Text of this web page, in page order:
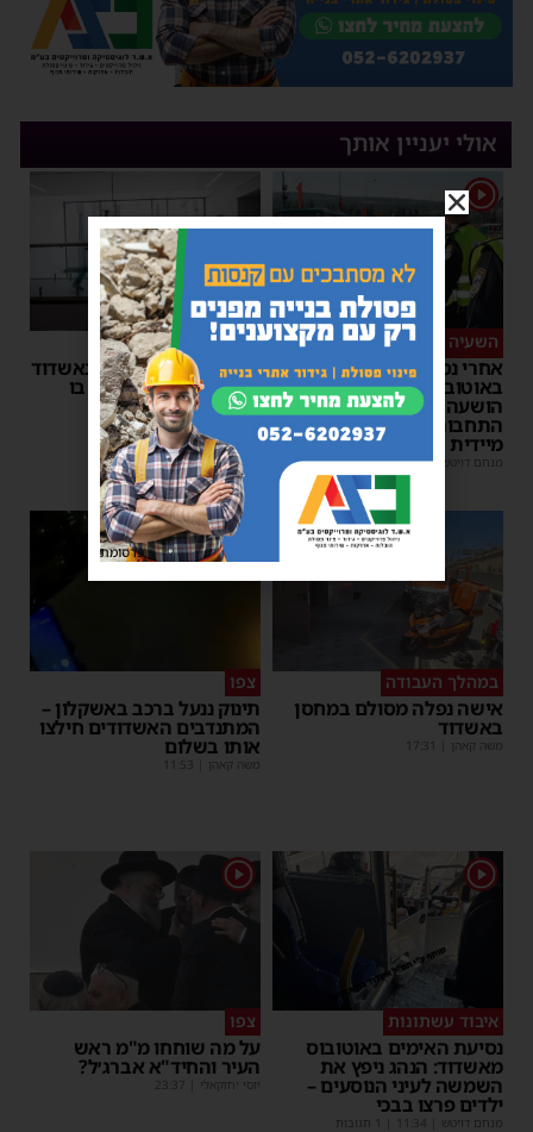
אולי יעניין אותך
1
השעיה מיידית
אחרי נסיעת האימים
באוטובוס מאשדוד: הנהג
הושעה מתפקידו – משרד
התחבורה הורה על בדיקה
מיידית
מנחם דויטש |
17:44
ליבו שב לפעום
אדם התמוטט בביתו באשדוד
– כוחות ההצלה ביצעו בו
פעולות החייאה
מנחם דויטש |
17:35
במהלך העבודה
אישה נפלה מסולם במחסן
באשדוד
משה קאהן 17:31
1
צפו
תינוק ננעל ברכב באשקלון –
המתנדבים האשדודים חילצו
אותו בשלום
משה קאהן 11:53
1
איבוד עשתונות
נסיעת האימים באוטובוס
מאשדוד: הנהג ניפץ את
השמשה לעיני הנוסעים –
ילדים פרצו בבכי
מנחם דויטש 11:34
1
צפו
על מה שוחחו מ"מ ראש
העיר והחיד"א אברג׳ל?
יוסי יחזקאלי 23:37
פרסומת